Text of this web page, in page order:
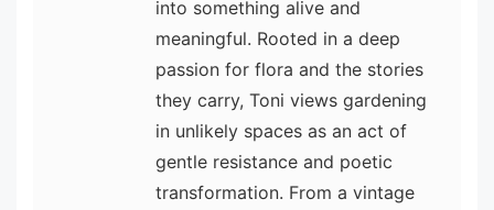
into something alive and
meaningful. Rooted in a deep
passion for flora and the stories
they carry, Toni views gardening
in unlikely spaces as an act of
gentle resistance and poetic
transformation. From a vintage